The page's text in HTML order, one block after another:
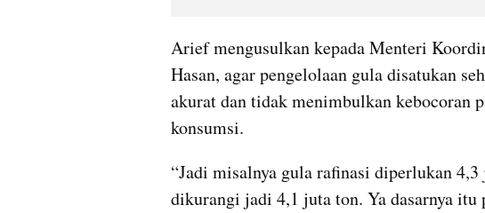
Arief mengusulkan kepada Menteri
Hasan, agar pengelolaan gula disatukan
akurat dan tidak menimbulkan kebocoran
konsumsi.
“Jadi misalnya gula rafinasi diperlukan
dikurangi jadi 4,1 juta ton. Ya dasarnya itu